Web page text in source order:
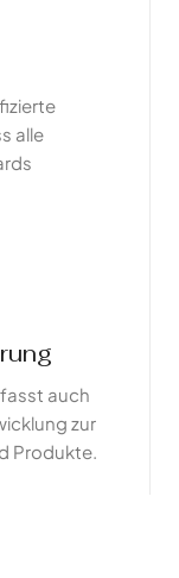
alle
auch
zur
Produkte.